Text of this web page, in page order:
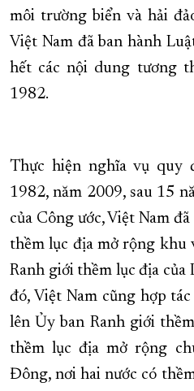
môi trường biển và hải
Việt Nam đã ban hành
hết các nội dung tương
1982.
Thực hiện nghĩa vụ quy
1982, năm 2009, sau 15
của Công ước, Việt Nam
thềm lục địa mở rộng khu
Ranh giới thềm lục địa của
đó, Việt Nam cũng hợp
lên Ủy ban Ranh giới
thềm lục địa mở rộng
Đông, nơi hai nước có